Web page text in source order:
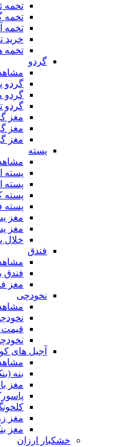
تخمه
تخمه
تخمه
خرید
تخمه
گردو
گردو
گردو
گردو
مغز
مغز
مغز
پسته
پسته
پسته
پسته
پسته
مغز
مغز
خلال
فندق
فندق
مغز
نخودچی
قیمت
آجیل های
بنه
مغز
مغز
مغز
خشکبار ارزان